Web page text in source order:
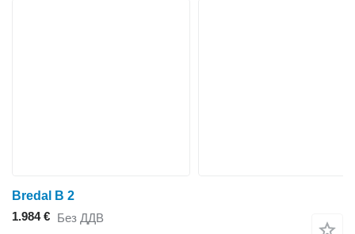
Bredal B 2
1.984 € Без ДДВ